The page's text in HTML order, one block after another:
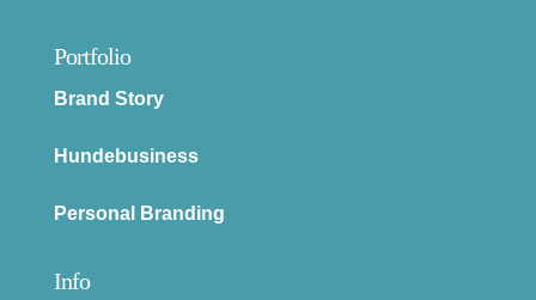
Portfolio
Brand Story
Hundebusiness
Personal Branding
Info